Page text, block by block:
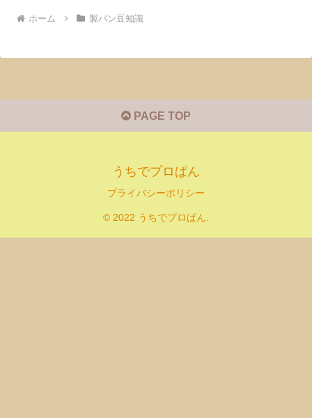
ホーム 製パン豆知識
PAGE TOP
うちでプロぱん
プライバシーポリシー
© 2022 うちでプロぱん.